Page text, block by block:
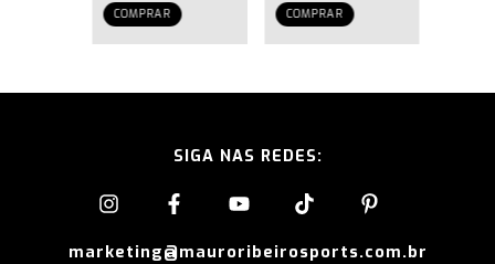
COMPRAR COMPRAR
SIGA NAS REDES:
marketing@mauroribeirosports.com.br